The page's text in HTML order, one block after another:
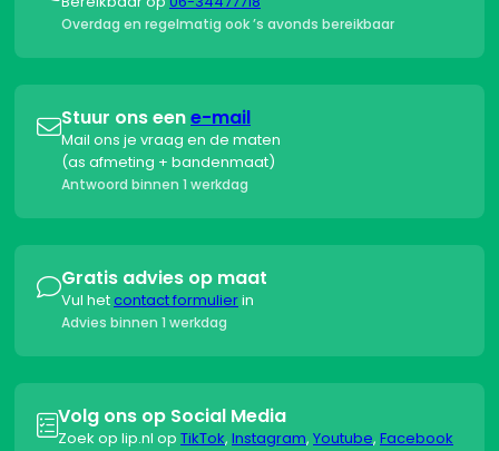
Overdag en regelmatig ook ’s avonds bereikbaar
Stuur ons eene-mail
Mail ons je vraag en de maten
(as afmeting + bandenmaat)
Antwoord binnen 1 werkdag
Gratis advies op maat
Vul hetcontact formulierin
Advies binnen 1 werkdag
Volg ons op Social Media
Zoek op lip.nl op TikTok, Instagram, Youtube, Facebook